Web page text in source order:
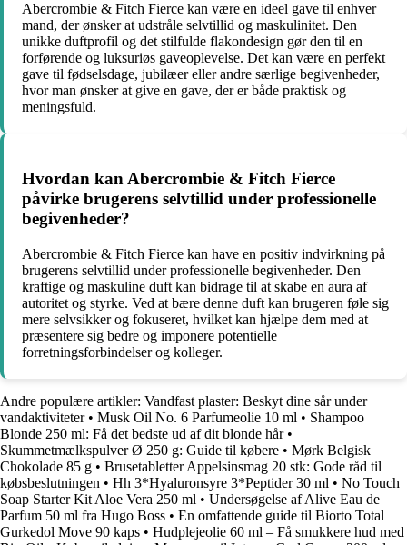
Abercrombie & Fitch Fierce kan være en ideel gave til enhver
mand, der ønsker at udstråle selvtillid og maskulinitet. Den
unikke duftprofil og det stilfulde flakondesign gør den til en
forførende og luksuriøs gaveoplevelse. Det kan være en perfekt
gave til fødselsdage, jubilæer eller andre særlige begivenheder,
hvor man ønsker at give en gave, der er både praktisk og
meningsfuld.
Hvordan kan Abercrombie & Fitch Fierce
påvirke brugerens selvtillid under professionelle
begivenheder?
Abercrombie & Fitch Fierce kan have en positiv indvirkning på
brugerens selvtillid under professionelle begivenheder. Den
kraftige og maskuline duft kan bidrage til at skabe en aura af
autoritet og styrke. Ved at bære denne duft kan brugeren føle sig
mere selvsikker og fokuseret, hvilket kan hjælpe dem med at
præsentere sig bedre og imponere potentielle
forretningsforbindelser og kolleger.
Andre populære artikler: Vandfast plaster: Beskyt dine sår under
vandaktiviteter• Musk Oil No. 6 Parfumeolie 10 ml • Shampoo
Blonde 250 ml: Få det bedste ud af dit blonde hår•
Skummetmælkspulver Ø 250 g: Guide til købere • Mørk Belgisk
Chokolade 85 g • Brusetabletter Appelsinsmag 20 stk: Gode råd til
købsbeslutningen • Hh 3*Hyaluronsyre 3*Peptider 30 ml • No Touch
Soap Starter Kit Aloe Vera 250 ml • Undersøgelse af Alive Eau de
Parfum 50 ml fra Hugo Boss • En omfattende guide til Biorto Total
Gurkedol Move 90 kaps • Hudplejeolie 60 ml – Få smukkere hud med